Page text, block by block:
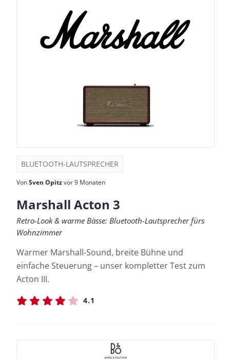
BLUETOOTH-LAUTSPRECHER
VonSven Opitzvor 9 Monaten
Marshall Acton 3
Retro-Look & warme Bässe: Bluetooth-Lautsprecher fürs
Wohnzimmer
Warmer Marshall-Sound, breite Bühne und
einfache Steuerung – unser kompletter Test zum
Acton III.
4.1